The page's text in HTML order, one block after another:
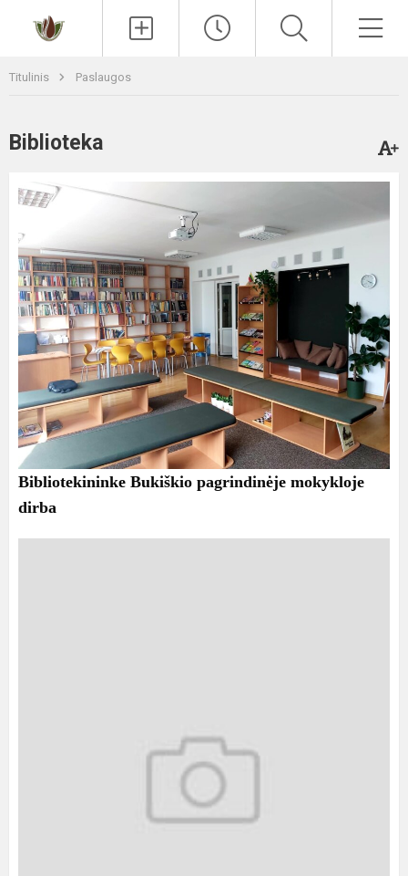
Titulinis Paslaugos
Biblioteka
Bibliotekininke Bukiškio pagrindinėje mokykloje
dirba